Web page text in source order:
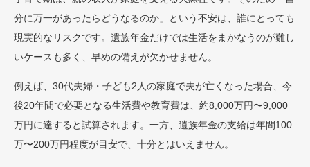
分に万一があったらどうなるのか」という不安は、誰にとっても
現実的なリスクです。遺族年金だけでは生活をまかなうのが難し
いケースも多く、早めの備えが欠かせません。
例えば、30代夫婦・子ども2人の家庭で夫が亡くなった場合、今
後20年間で必要となる生活費や教育費は、約8,000万円〜9,000
万円に達すると試算されます。一方、遺族年金の支給は年間100
万〜200万円程度が目安で、十分とはいえません。